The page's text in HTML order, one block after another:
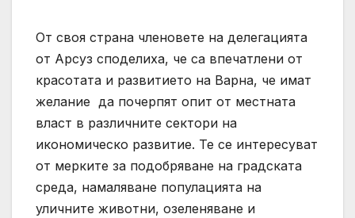
От своя страна членовете на делегацията
от Арсуз споделиха, че са впечатлени от
красотата и развитието на Варна, че имат
желание да почерпят опит от местната
власт в различните сектори на
икономическо развитие. Те се интересуват
от мерките за подобряване на градската
среда, намаляване популацията на
уличните животни, озеленяване и